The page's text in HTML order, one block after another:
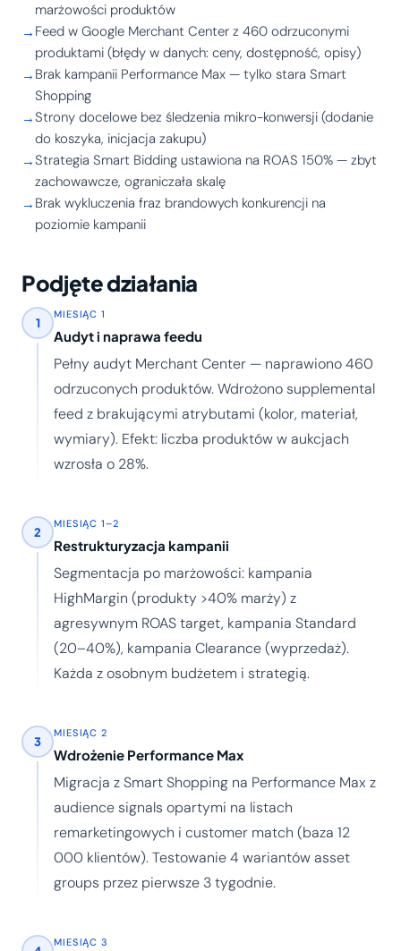
marżowości produktów
Feed w Google Merchant Center z 460 odrzuconymi
produktami (błędy w danych: ceny, dostępność, opisy)
Brak kampanii Performance Max — tylko stara Smart
Shopping
Strony docelowe bez śledzenia mikro-konwersji (dodanie
do koszyka, inicjacja zakupu)
Strategia Smart Bidding ustawiona na ROAS 150% — zbyt
zachowawcze, ograniczała skalę
Brak wykluczenia fraz brandowych konkurencji na
poziomie kampanii
Podjęte działania
1
MIESIĄC 1
Audyt i naprawa feedu
Pełny audyt Merchant Center — naprawiono 460
odrzuconych produktów. Wdrożono supplemental
feed z brakującymi atrybutami (kolor, materiał,
wymiary). Efekt: liczba produktów w aukcjach
wzrosła o 28%.
2
MIESIĄC 1–2
Restrukturyzacja kampanii
Segmentacja po marżowości: kampania
HighMargin (produkty >40% marży) z
agresywnym ROAS target, kampania Standard
(20–40%), kampania Clearance (wyprzedaż).
Każda z osobnym budżetem i strategią.
3
MIESIĄC 2
Wdrożenie Performance Max
Migracja z Smart Shopping na Performance Max z
audience signals opartymi na listach
remarketingowych i customer match (baza 12
000 klientów). Testowanie 4 wariantów asset
groups przez pierwsze 3 tygodnie.
MIESIĄC 3